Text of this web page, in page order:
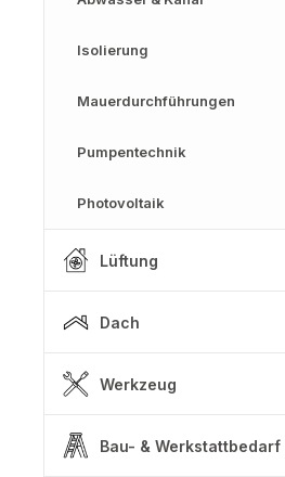
Isolierung
Mauerdurchführungen
Pumpentechnik
Photovoltaik
Lüftung
Dach
Werkzeug
Bau- & Werkstattbedarf